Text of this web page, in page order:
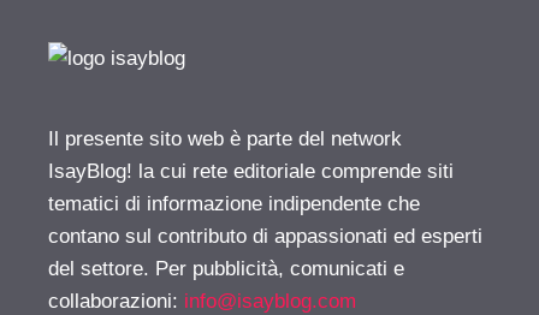
Il presente sito web è parte del network
IsayBlog! la cui rete editoriale comprende siti
tematici di informazione indipendente che
contano sul contributo di appassionati ed esperti
del settore. Per pubblicità, comunicati e
collaborazioni: info@isayblog.com